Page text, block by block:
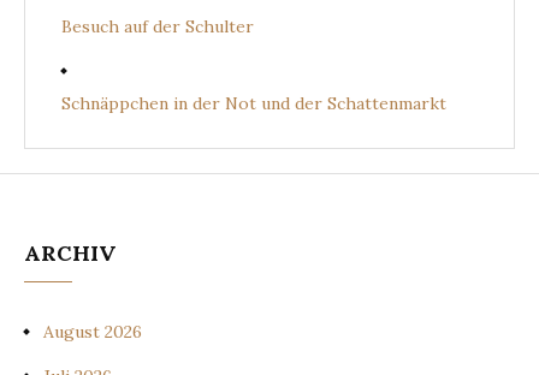
Besuch auf der Schulter
Schnäppchen in der Not und der Schattenmarkt
ARCHIV
August 2026